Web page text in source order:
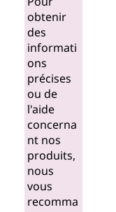
obtenir
des
informati
ons
précises
ou de
l'aide
concerna
nt nos
produits,
nous
vous
recomma